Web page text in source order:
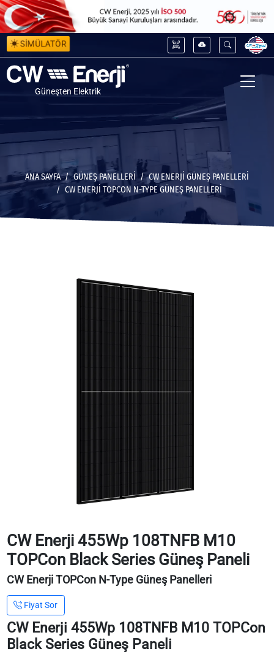
SİMÜLATÖR
Güneşten Elektrik
ANA SAYFA GÜNEŞ PANELLERİ
CW ENERJI GÜNEŞ PANELLERI
CW ENERJI TOPCON N-TYPE GÜNEŞ PANELLERI
CW Enerji 455Wp 108TNFB M10
TOPCon Black Series Güneş Paneli
CW Enerji TOPCon N-Type Güneş Panelleri
Fiyat Sor
CW Enerji 455Wp 108TNFB M10 TOPCon
Black Series Güneş Paneli